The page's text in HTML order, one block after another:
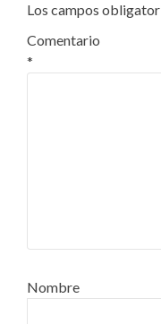
Los campos
Comentario
*
Nombre